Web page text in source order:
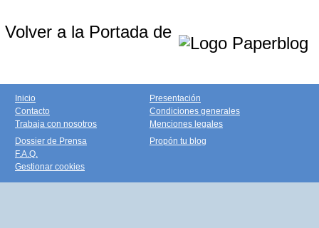
Volver a la Portada de
Inicio
Contacto
Trabaja con nosotros
Presentación
Condiciones generales
Menciones legales
Dossier de Prensa
F.A.Q.
Gestionar cookies
Propón tu blog